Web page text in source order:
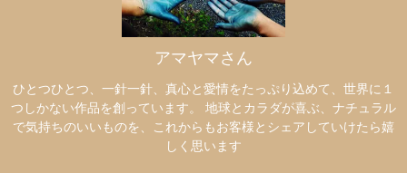
アマヤマさん
ひとつひとつ、一針一針、真心と愛情をたっぷり込めて、世界に１
つしかない作品を創っています。 地球とカラダが喜ぶ、ナチュラル
で気持ちのいいものを、これからもお客様とシェアしていけたら嬉
しく思います